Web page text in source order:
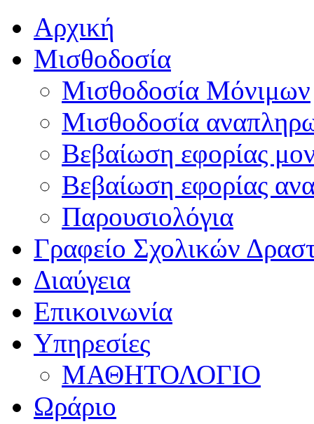
Αρχική
Μισθοδοσία
Μισθοδοσία Μόνιμων
Μισθοδοσία
Βεβαίωση εφορίας
Βεβαίωση εφορίας
Παρουσιολόγια
Γραφείο Σχολικών
Διαύγεια
Επικοινωνία
Υπηρεσίες
ΜΑΘΗΤΟΛΟΓΙΟ
Ωράριο